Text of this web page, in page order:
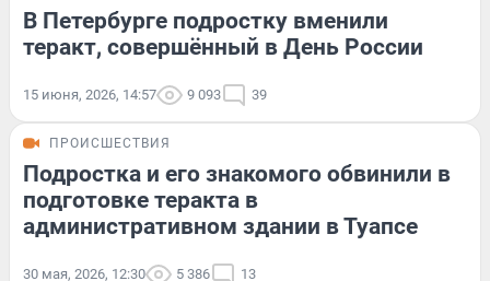
В Петербурге подростку вменили
теракт, совершённый в День России
15 июня, 2026, 14:57 9 093 39
ПРОИСШЕСТВИЯ
Подростка и его знакомого обвинили в
подготовке теракта в
административном здании в Туапсе
30 мая, 2026, 12:30 5 386 13